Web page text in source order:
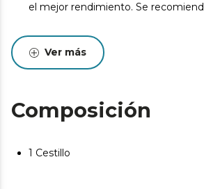
el mejor rendimiento. Se
Ver más
Composición
1 Cestillo